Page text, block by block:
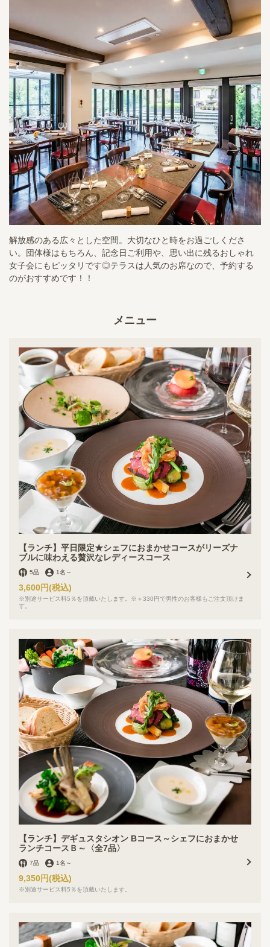
解放感のある広々とした空間。大切なひと時をお過ごしくださ
い。団体様はもちろん、記念日ご利用や、思い出に残るおしゃれ
女子会にもピッタリです◎テラスは人気のお席なので、予約する
のがおすすめです！！
メニュー
【ランチ】平日限定★シェフにおまかせコースがリーズナ
ブルに味わえる贅沢なレディースコース
5品 1名 ～
3,600円(税込)
※別途サービス料5％を頂戴いたします。※＋330円で男性のお客様もご注文頂けま
す。
【ランチ】デギュスタシオン Bコース～シェフにおまかせ
ランチコースＢ～〈全7品〉
7品 1名 ～
9,350円(税込)
※別途サービス料5％を頂戴いたします。